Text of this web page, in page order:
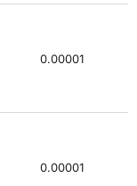
0.00001
0.00001